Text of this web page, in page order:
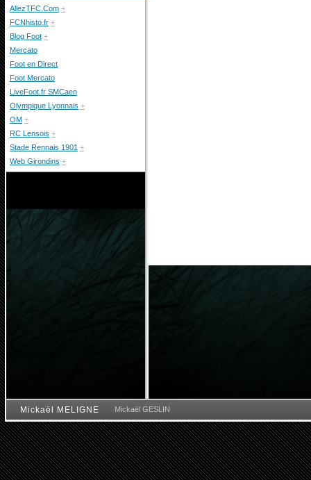
AllezTFC.Com +
FCNhisto.fr +
Blog Foot +
Mercato
Foot en Direct
Foot Mercato
LiveFoot.fr SMCaen
Olympique Lyonnais +
OM +
RC Lensois +
Stade Rennais 1901 +
Web Girondins +
Mickaël MELIGNE Mickaël GESLIN